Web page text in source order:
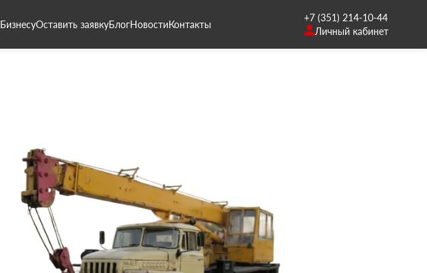
БизнесуОставить заявкуБлогНовостиКонтакты
+7 (351) 214-10-44
Личный кабинет